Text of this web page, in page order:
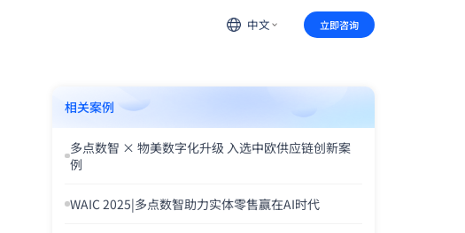
中文 立即咨询
相关案例
多点数智 × 物美数字化升级 入选中欧供应链创新案
例
WAIC 2025|多点数智助力实体零售赢在AI时代